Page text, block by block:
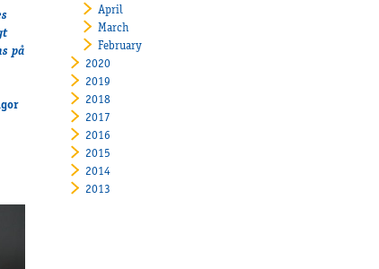
på
April
March
February
2020
2019
2018
2017
2016
2015
2014
2013